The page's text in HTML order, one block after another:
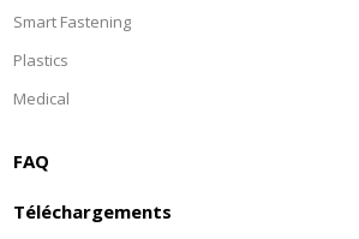
Smart Fastening
Plastics
Medical
FAQ
Téléchargements